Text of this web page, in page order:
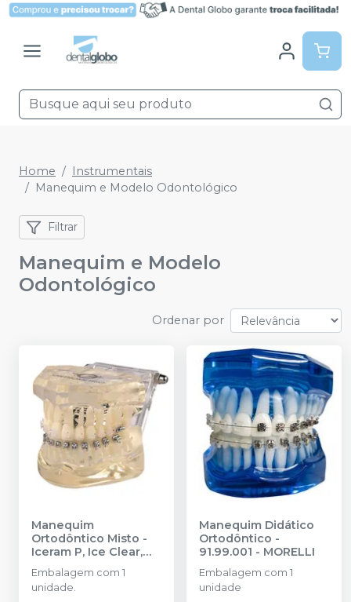
Home
Instrumentais
Manequim e Modelo Odontológico
Filtrar
Manequim e Modelo
Odontológico
Ordenar por
Manequim
Ortodôntico Misto -
Iceram P, Ice Clear,
Safira, Advanced, U-
Clip - 30.40.0126
ORTHOMETRIC
Embalagem com 1
unidade.
Manequim Didático
Ortodôntico -
91.99.001 - MORELLI
Embalagem com 1
unidade